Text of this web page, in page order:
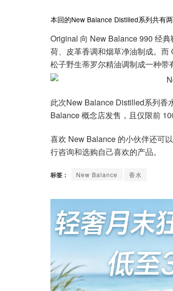
本回的New Balance Distilled系列共有
Original 向 New Balance 990 经
荷、皮革香调和烟草净油制成。
松子野生蒂罗尔精油调制成一种带
此次New Balance Distilled系列香
Balance 概念店发售，且仅限前
喜欢 New Balance 的小伙伴还可
行咨询和选购自己喜欢的产品。
标签： New Balance 香水